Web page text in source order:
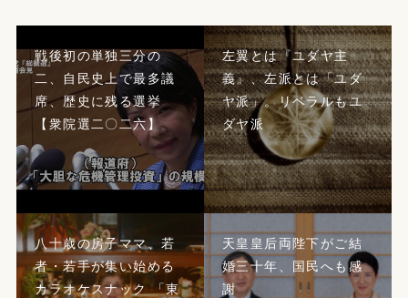
戦後初の単独三分の
二、自民史上で最多議
席、歴史に残る選挙
【衆院選二〇二六】
左翼とは『ユダヤ主
義』、左派とは「ユダ
ヤ派」。リベラルもユ
ダヤ派
八十歳の房子ママ、若
者・若手が集い始める
カラオケスナック 「東
天皇皇后両陛下がご結
婚三十年、国民へも感
謝